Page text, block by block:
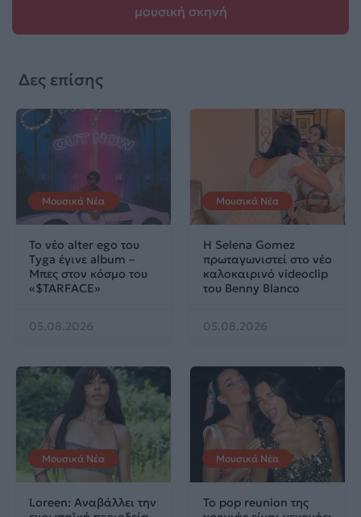
μουσική σκηνή
Δες επίσης
Μουσικά Νέα
Το νέο alter ego του
Tyga έγινε album –
Μπες στον κόσμο του
«$TARFACE»
05.08.2026
Μουσικά Νέα
Η Selena Gomez
πρωταγωνιστεί στο νέο
καλοκαιρινό videoclip
του Benny Blanco
05.08.2026
Μουσικά Νέα
Loreen: Αναβάλλει την
Μουσικά Νέα
Το pop reunion της